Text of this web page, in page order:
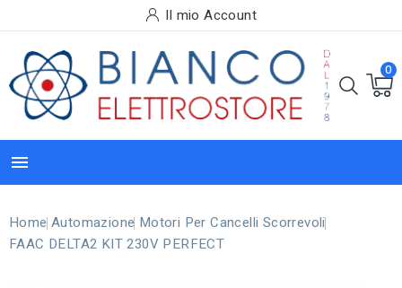
Il mio Account
0

Home Automazione Motori Per Cancelli Scorrevoli
FAAC DELTA2 KIT 230V PERFECT